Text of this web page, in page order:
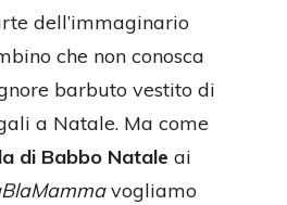
dell’immaginario
che non conosca
barbuto vestito di
a Natale. Ma come
di Babbo Natale ai
vogliamo